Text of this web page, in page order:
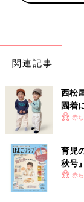
関連記事
西松
園着
Tシ赤
育児
秋号
いっ
赤